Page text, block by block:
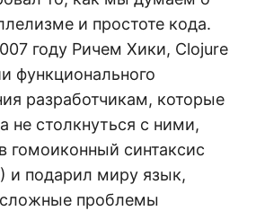
и простоте кода.
году Ричем Хики, Clojure
функционального
разработчикам, которые
не столкнуться с ними,
гомоиконный синтаксис
и подарил миру язык,
проблемы